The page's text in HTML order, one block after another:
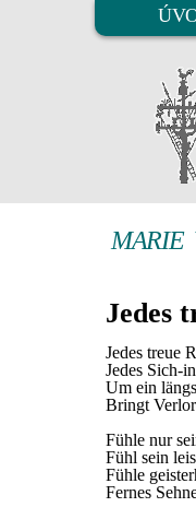
MARIE
Jedes
Jedes treue
Jedes Sich-
Um ein
Bringt
Fühle nur
Fühl sein
Fühle
Fernes